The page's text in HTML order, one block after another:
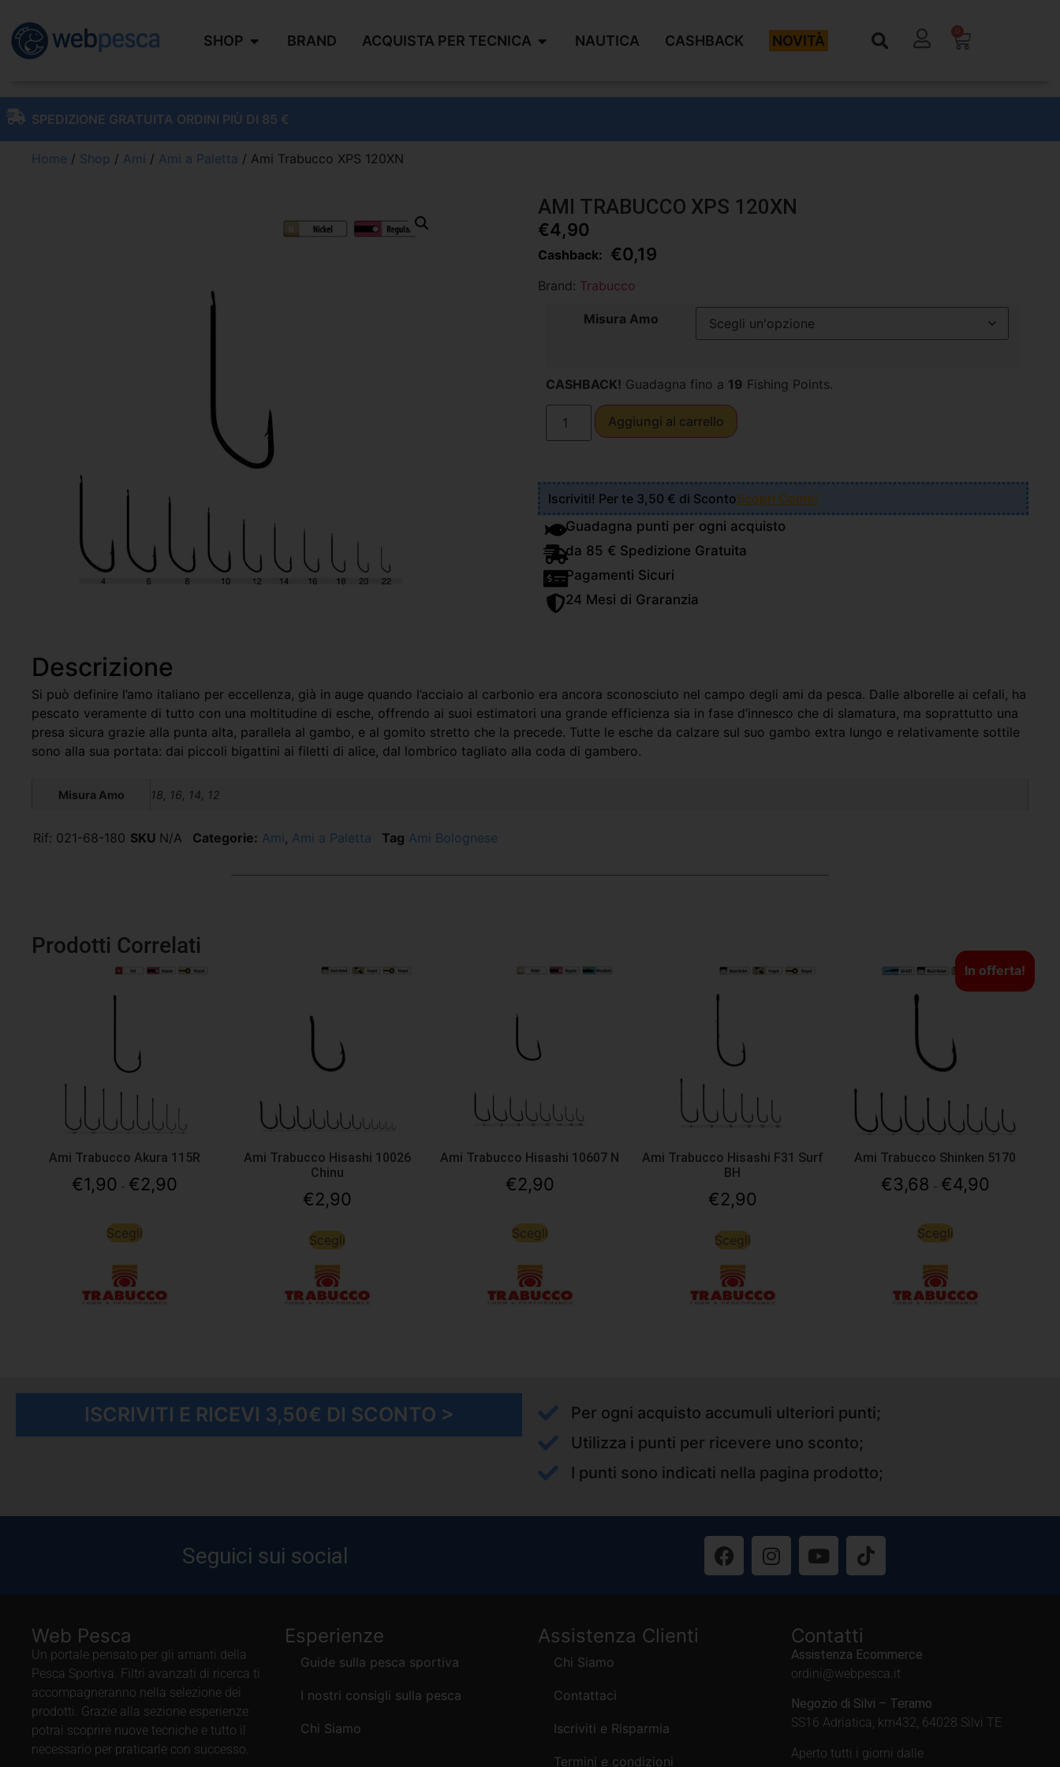
SHOP BRAND ACQUISTA PER TECNICA NAUTICA CASHBACK NOVITÀ
0
SPEDIZIONE GRATUITA ORDINI PIÙ DI 85 €
Home / Shop / Ami / Ami a Paletta / Ami Trabucco XPS 120XN
AMI TRABUCCO XPS 120XN
€4,90
Cashback: €0,19
Brand: Trabucco
Misura Amo
CASHBACK! Guadagna fino a 19 Fishing Points.
Aggiungi al carrello
Iscriviti! Per te 3,50 € di ScontoScopri Come!
Guadagna punti per ogni acquisto
da 85 € Spedizione Gratuita
Pagamenti Sicuri
24 Mesi di Graranzia
Descrizione
Si può definire l’amo italiano per eccellenza, già in auge quando l’acciaio al carbonio era ancora sconosciuto nel campo degli ami da pesca. Dalle alborelle ai cefali, ha
pescato veramente di tutto con una moltitudine di esche, offrendo ai suoi estimatori una grande efficienza sia in fase d’innesco che di slamatura, ma soprattutto una
presa sicura grazie alla punta alta, parallela al gambo, e al gomito stretto che la precede. Tutte le esche da calzare sul suo gambo extra lungo e relativamente sottile
sono alla sua portata: dai piccoli bigattini ai filetti di alice, dal lombrico tagliato alla coda di gambero.
Misura Amo 18, 16, 14, 12
Rif: 021-68-180 SKU N/A Categorie: Ami , Ami a Paletta Tag Ami Bolognese
Prodotti Correlati
Ami Trabucco Akura 115R
€1,90 - €2,90
Scegli
Ami Trabucco Hisashi 10026
Chinu
€2,90
Scegli
Ami Trabucco Hisashi 10607 N
€2,90
Scegli
Ami Trabucco Hisashi F31 Surf
BH
€2,90
Scegli
In offerta!
Ami Trabucco Shinken 5170
€3,68 - €4,90
Scegli
ISCRIVITI E RICEVI 3,50€ DI SCONTO >
Per ogni acquisto accumuli ulteriori punti;
Utilizza i punti per ricevere uno sconto;
I punti sono indicati nella pagina prodotto;
Seguici sui social
Web Pesca
Un portale pensato per gli amanti della
Pesca Sportiva. Filtri avanzati di ricerca ti
accompagneranno nella selezione dei
prodotti. Grazie alla sezione esperienze
potrai scoprire nuove tecniche e tutto il
necessario per praticarle con successo.
Esperienze
Guide sulla pesca sportiva
I nostri consigli sulla pesca
Chi Siamo
Assistenza Clienti
Chi Siamo
Contattaci
Iscriviti e Risparmia
Termini e condizioni
Contatti
Assistenza Ecommerce
ordini@webpesca.it
Negozio di Silvi – Teramo
SS16 Adriatica, km432, 64028 Silvi TE
Aperto tutti i giorni dalle